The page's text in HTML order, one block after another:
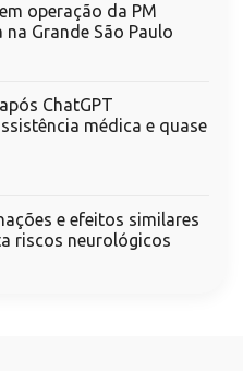
operação da PM
Grande São Paulo
ChatGPT
médica e quase
e efeitos similares
riscos neurológicos